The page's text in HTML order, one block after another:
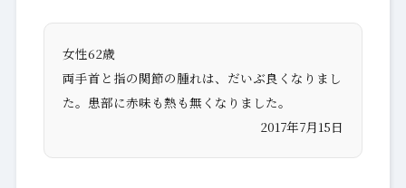
女性62歳
両手首と指の関節の腫れは、だいぶ良くなりまし
た。患部に赤味も熱も無くなりました。
2017年7月15日